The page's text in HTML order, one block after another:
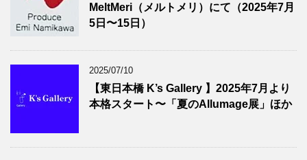
MeltMeri（メルトメリ）にて（2025年7月
5日〜15日）
2025/07/10
【東日本橋 K’s Gallery 】2025年7月より
本格スタート〜「夏のAllumage展」ほか